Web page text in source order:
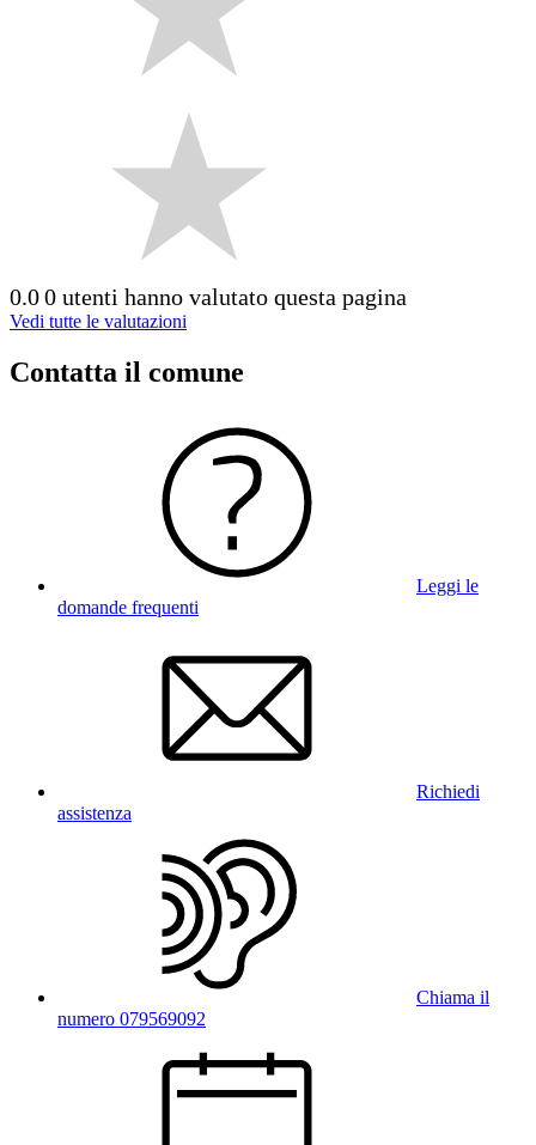
0.00 utenti hanno valutato questa pagina
Vedi tutte le valutazioni
Contatta il comune
Leggi le
domande frequenti
Richiedi
assistenza
Chiama il
numero 079569092